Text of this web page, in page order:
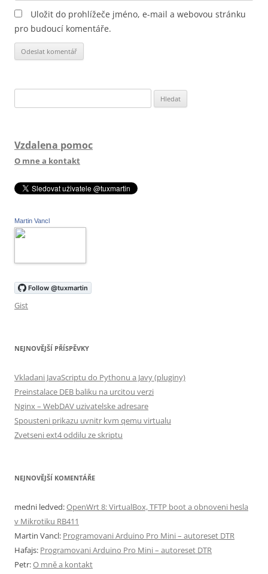
Uložit do prohlížeče jméno, e-mail a webovou stránku
pro budoucí komentáře.
Vzdalena pomoc
O mne a kontakt
Martin Vancl
Gist
NEJNOVĚJŠÍ PŘÍSPĚVKY
Vkladani JavaScriptu do Pythonu a Javy (pluginy)
Preinstalace DEB baliku na urcitou verzi
Nginx – WebDAV uzivatelske adresare
Spousteni prikazu uvnitr kvm qemu virtualu
Zvetseni ext4 oddilu ze skriptu
NEJNOVĚJŠÍ KOMENTÁŘE
medni ledved:OpenWrt 8: VirtualBox, TFTP boot a obnoveni hesla
v Mikrotiku RB411
Martin Vancl: Programovani Arduino Pro Mini – autoreset DTR
Hafajs: Programovani Arduino Pro Mini – autoreset DTR
Petr:O mně a kontakt